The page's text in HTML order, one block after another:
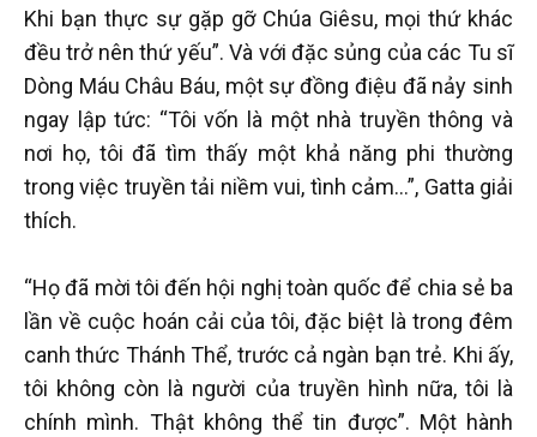
Khi bạn thực sự gặp gỡ Chúa Giêsu, mọi thứ khác
đều trở nên thứ yếu”. Và với đặc sủng của các Tu sĩ
Dòng Máu Châu Báu, một sự đồng điệu đã nảy sinh
ngay lập tức: “Tôi vốn là một nhà truyền thông và
nơi họ, tôi đã tìm thấy một khả năng phi thường
trong việc truyền tải niềm vui, tình cảm...”, Gatta giải
thích.
“Họ đã mời tôi đến hội nghị toàn quốc để chia sẻ ba
lần về cuộc hoán cải của tôi, đặc biệt là trong đêm
canh thức Thánh Thể, trước cả ngàn bạn trẻ. Khi ấy,
tôi không còn là người của truyền hình nữa, tôi là
chính mình. Thật không thể tin được”. Một hành